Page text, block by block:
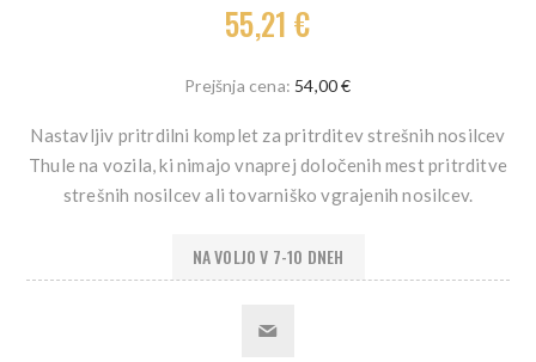
55,21 €
Prejšnja cena: 54,00 €
Nastavljiv pritrdilni komplet za pritrditev strešnih nosilcev
Thule na vozila, ki nimajo vnaprej določenih mest pritrditve
strešnih nosilcev ali tovarniško vgrajenih nosilcev.
NA VOLJO V 7-10 DNEH